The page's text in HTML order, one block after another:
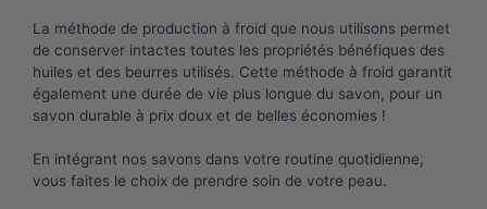
La méthode de production à froid que nous utilisons permet
de conserver intactes toutes les propriétés bénéfiques des
huiles et des beurres utilisés. Cette méthode à froid garantit
également une durée de vie plus longue du savon, pour un
savon durable à prix doux et de belles économies !
En intégrant nos savons dans votre routine quotidienne,
vous faites le choix de prendre soin de votre peau.